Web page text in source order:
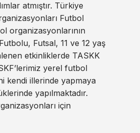
atmıştır. Türkiye
Futbol
organizasyonlarının
Futsal, 11 ve 12 yaş
etkinliklerde TASKK
yerel futbol
kendi illerinde yapmaya
yapılmaktadır.
için